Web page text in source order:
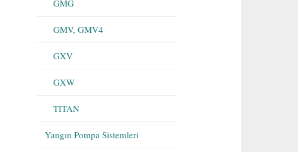
GMG
GMV, GMV4
GXV
GXW
TITAN
Yangın Pompa Sistemleri